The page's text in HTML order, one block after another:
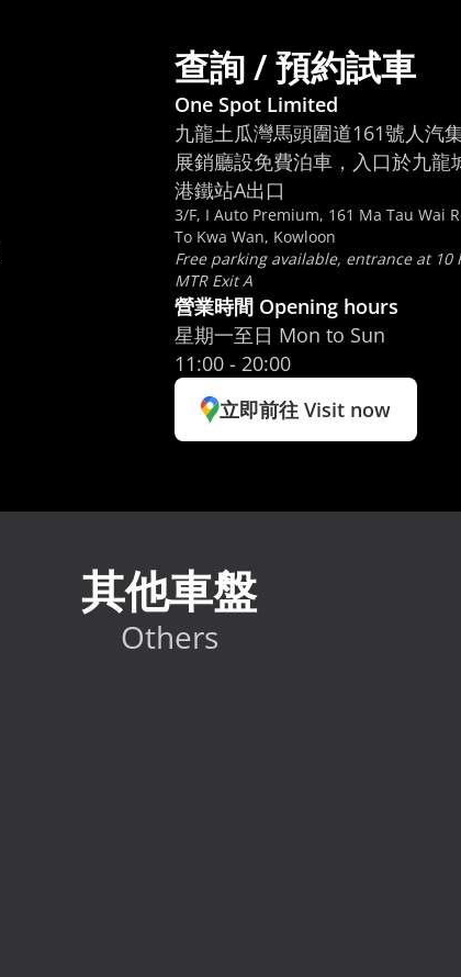
查詢 / 預約試車
One Spot Limited
九龍土瓜灣馬頭圍道161號人汽
展銷廳設免費泊車，入口於九龍
港鐵站A出口
3/F, I Auto Premium, 161 Ma Tau Wai
To Kwa Wan, Kowloon
Free parking available, entrance at 10
MTR Exit A
營業時間 Opening hours
星期一至日 Mon to Sun
11:00 - 20:00
立即前往 Visit now
其他車盤
Others